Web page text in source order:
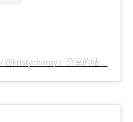
（@kristycharay） 分享的貼文